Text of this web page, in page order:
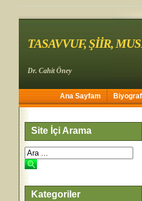
TASAVVUF, ŞİİR,
Dr. Cahit Öney
Ana Sayfam
Site İçi Arama
Kategoriler